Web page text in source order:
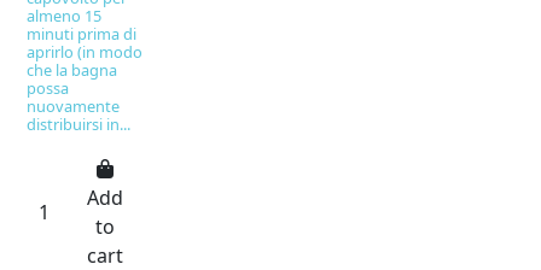
almeno 15
minuti prima di
aprirlo (in modo
che la bagna
possa
nuovamente
distribuirsi in...
Add
to
cart